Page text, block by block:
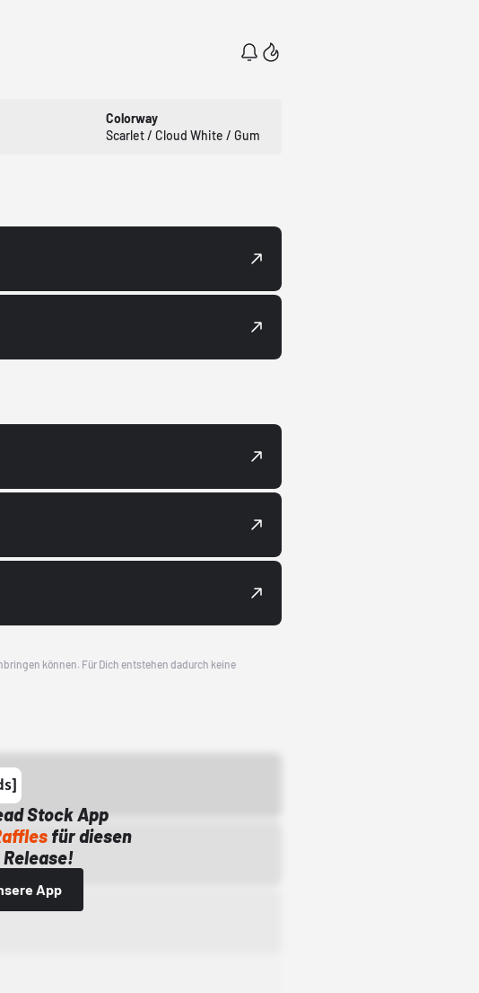
Colorway
Scarlet / Cloud White / Gum
können. Für Dich entstehen dadurch keine
Stock App
für diesen
App